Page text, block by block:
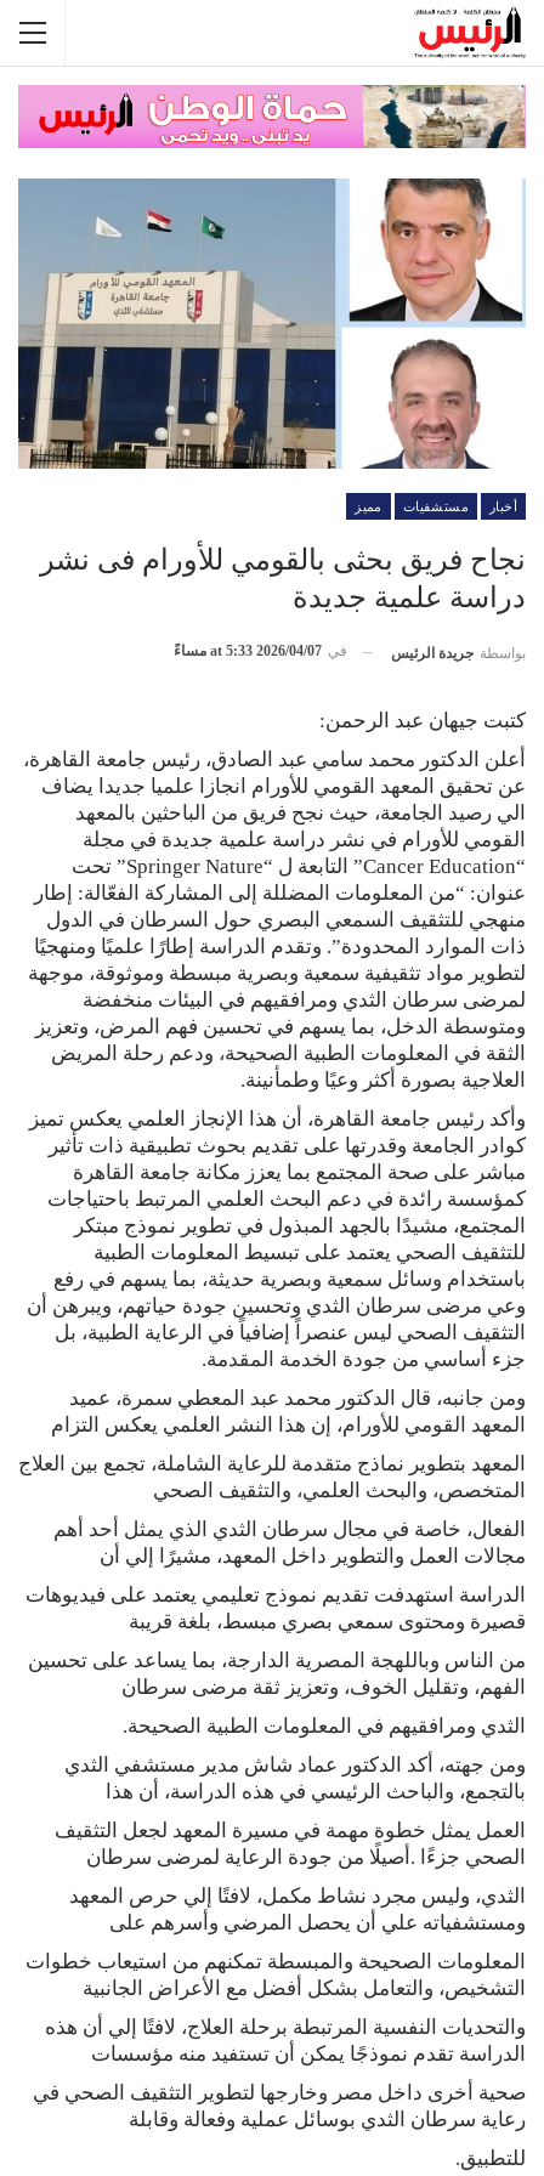
أخبار مستشفيات مميز
نجاح فريق بحثى بالقومي للأورام فى نشر
دراسة علمية جديدة
بواسطة جريدة الرئيس في 2026/04/07 at 5:33 مساءً
كتبت جيهان عبد الرحمن:
أعلن الدكتور محمد سامي عبد الصادق، رئيس جامعة القاهرة،
عن تحقيق المعهد القومي للأورام انجازا علميا جديدا يضاف
الي رصيد الجامعة، حيث نجح فريق من الباحثين بالمعهد
القومي للأورام في نشر دراسة علمية جديدة في مجلة
“Cancer Education” التابعة ل “Springer Nature” تحت
عنوان: “من المعلومات المضللة إلى المشاركة الفعّالة: إطار
منهجي للتثقيف السمعي البصري حول السرطان في الدول
ذات الموارد المحدودة”. وتقدم الدراسة إطارًا علميًا ومنهجيًا
لتطوير مواد تثقيفية سمعية وبصرية مبسطة وموثوقة، موجهة
لمرضى سرطان الثدي ومرافقيهم في البيئات منخفضة
ومتوسطة الدخل، بما يسهم في تحسين فهم المرض، وتعزيز
الثقة في المعلومات الطبية الصحيحة، ودعم رحلة المريض
العلاجية بصورة أكثر وعيًا وطمأنينة.
وأكد رئيس جامعة القاهرة، أن هذا الإنجاز العلمي يعكس تميز
كوادر الجامعة وقدرتها على تقديم بحوث تطبيقية ذات تأثير
مباشر على صحة المجتمع بما يعزز مكانة جامعة القاهرة
كمؤسسة رائدة في دعم البحث العلمي المرتبط باحتياجات
المجتمع، مشيدًا بالجهد المبذول في تطوير نموذج مبتكر
للتثقيف الصحي يعتمد على تبسيط المعلومات الطبية
باستخدام وسائل سمعية وبصرية حديثة، بما يسهم في رفع
وعي مرضى سرطان الثدي وتحسين جودة حياتهم، ويبرهن أن
التثقيف الصحي ليس عنصراً إضافياً في الرعاية الطبية، بل
جزء أساسي من جودة الخدمة المقدمة.
ومن جانبه، قال الدكتور محمد عبد المعطي سمرة، عميد
المعهد القومي للأورام، إن هذا النشر العلمي يعكس التزام
المعهد بتطوير نماذج متقدمة للرعاية الشاملة، تجمع بين العلاج
المتخصص، والبحث العلمي، والتثقيف الصحي
الفعال، خاصة في مجال سرطان الثدي الذي يمثل أحد أهم
مجالات العمل والتطوير داخل المعهد، مشيرًا إلي أن
الدراسة استهدفت تقديم نموذج تعليمي يعتمد على فيديوهات
قصيرة ومحتوى سمعي بصري مبسط، بلغة قريبة
من الناس وباللهجة المصرية الدارجة، بما يساعد على تحسين
الفهم، وتقليل الخوف، وتعزيز ثقة مرضى سرطان
الثدي ومرافقيهم في المعلومات الطبية الصحيحة.
ومن جهته، أكد الدكتور عماد شاش مدير مستشفي الثدي
بالتجمع، والباحث الرئيسي في هذه الدراسة، أن هذا
العمل يمثل خطوة مهمة في مسيرة المعهد لجعل التثقيف
الصحي جزءًا .أصيلًا من جودة الرعاية لمرضى سرطان
الثدي، وليس مجرد نشاط مكمل، لافتًا إلي حرص المعهد
ومستشفياته علي أن يحصل المرضي وأسرهم على
المعلومات الصحيحة والمبسطة تمكنهم من استيعاب خطوات
التشخيص، والتعامل بشكل أفضل مع الأعراض الجانبية
والتحديات النفسية المرتبطة برحلة العلاج، لافتًا إلي أن هذه
الدراسة تقدم نموذجًا يمكن أن تستفيد منه مؤسسات
صحية أخرى داخل مصر وخارجها لتطوير التثقيف الصحي في
رعاية سرطان الثدي بوسائل عملية وفعالة وقابلة
للتطبيق.